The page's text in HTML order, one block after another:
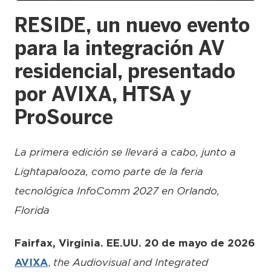
RESIDE, un nuevo evento
para la integración AV
residencial, presentado
por AVIXA, HTSA y
ProSource
La primera edición se llevará a cabo, junto a
Lightapalooza, como parte de la feria
tecnológica InfoComm 2027 en Orlando,
Florida
Fairfax, Virginia. EE.UU. 20 de mayo de 2026
AVIXA, the Audiovisual and Integrated